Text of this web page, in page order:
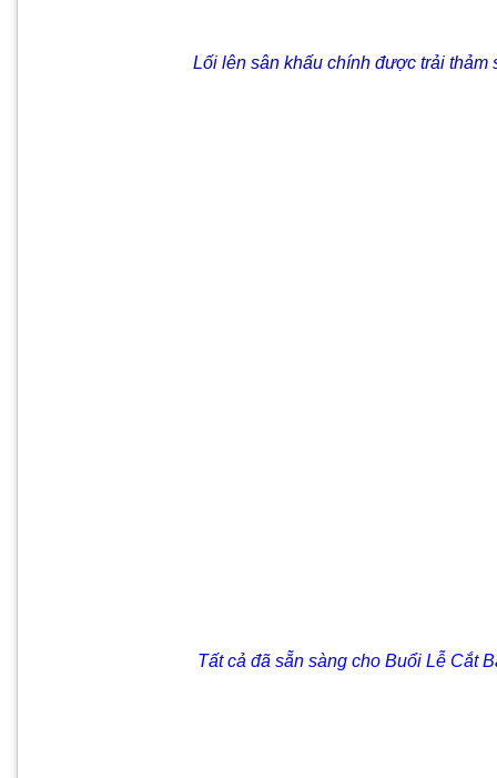
Lối lên sân khấu chính được trải thảm sẵn
Tất cả đã sẵn sàng cho Buổi Lễ Cắt Băng